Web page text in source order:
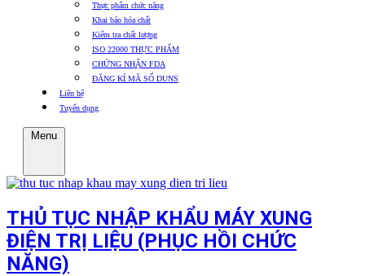
Thực phẩm chức năng
Khai báo hóa chất
Kiểm tra chất lượng
ISO 22000 THỰC PHẨM
CHỨNG NHẬN FDA
ĐĂNG KÍ MÃ SỐ DUNS
Liên hệ
Tuyển dụng
Menu
THỦ TỤC NHẬP KHẨU MÁY XUNG
ĐIỆN TRỊ LIỆU (PHỤC HỒI CHỨC
NĂNG)